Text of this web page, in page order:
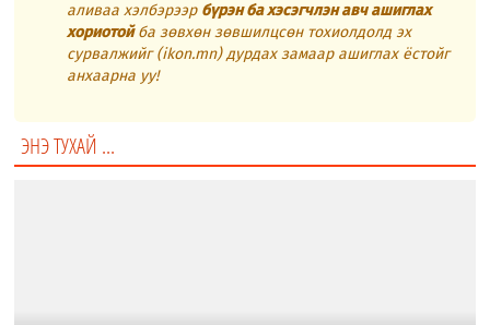
аливаа хэлбэрээр бүрэн ба хэсэгчлэн авч ашиглах
хориотойба зөвхөн зөвшилцсөн тохиолдолд эх
сурвалжийг (ikon.mn) дурдах замаар ашиглах ёстойг
анхаарна уу!
ЭНЭ ТУХАЙ ...